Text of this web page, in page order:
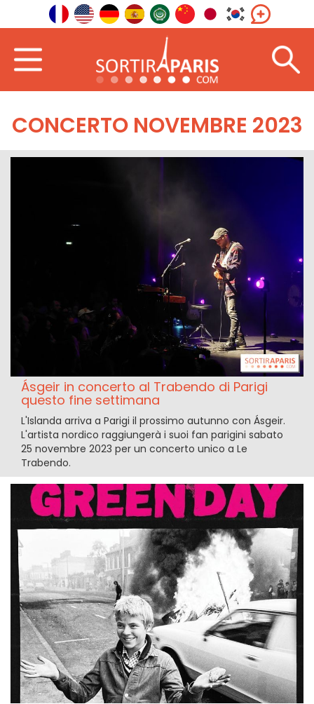
CONCERTO NOVEMBRE 2023
Ásgeir in concerto al Trabendo di Parigi
questo fine settimana
L'Islanda arriva a Parigi il prossimo autunno con Ásgeir.
L'artista nordico raggiungerà i suoi fan parigini sabato
25 novembre 2023 per un concerto unico a Le
Trabendo.